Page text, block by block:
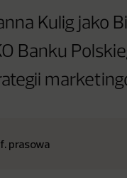
Kulig jako
Banku
prasowa